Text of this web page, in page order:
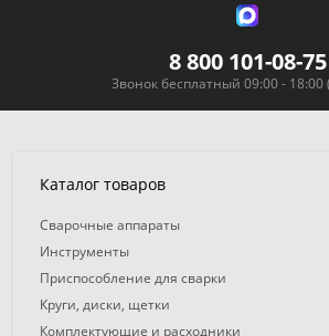
8 800 101-08-75
Звонок бесплатный 09:00 -
Каталог товаров
Сварочные аппараты
Инструменты
Приспособление для сварки
Круги, диски, щетки
Комплектующие и расходники